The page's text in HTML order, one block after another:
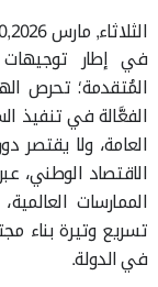
الثلاثاء, مارس 10,2026
في إطار توجيهات
المُتقدمة؛ تحرص
الفعَّالة في تنفيذ
العامة، ولا
الاقتصاد الوطني،
الممارسات
تسريع وتيرة بناء
في الدولة.